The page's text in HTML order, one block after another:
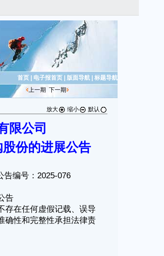
首页 电子报首页 版面导航
标题导航
上一期 下一期
放大 缩小 默认
限公司
份的进展公告